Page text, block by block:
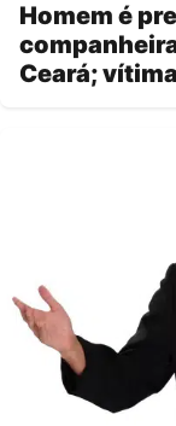
Homem é
Ceará;